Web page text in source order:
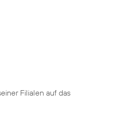
Filialen auf das